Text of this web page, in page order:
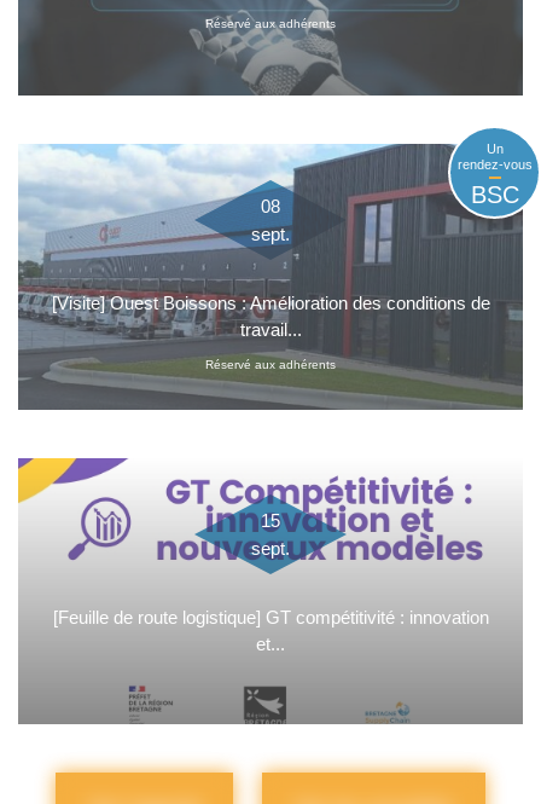
Réservé aux adhérents
08
sept.
Un
rendez-vous
BSC
[Visite] Ouest Boissons : Amélioration des conditions de
travail...
Réservé aux adhérents
15
sept.
[Feuille de route logistique] GT compétitivité : innovation
et...